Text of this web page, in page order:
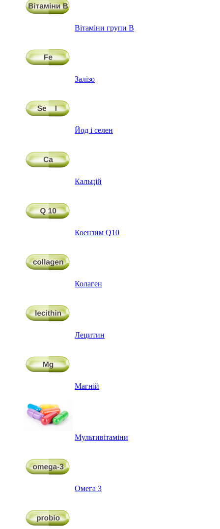
Вітаміни групи В
Залізо
Йод і селен
Кальцій
Коензим Q10
Колаген
Лецитин
Магній
Мультивітаміни
Омега 3